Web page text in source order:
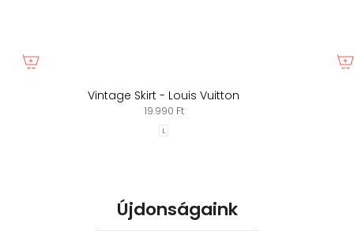
Vintage Skirt - Louis Vuitton
19.990 Ft
L
Újdonságaink